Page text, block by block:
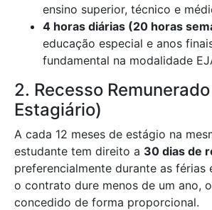
ensino superior, técnico e
4 horas diárias (20 horas
educação especial e anos
fundamental na modalidade
2. Recesso
Estagiário)
A cada 12 meses de estágio na
estudante tem direito a 30 dias de
preferencialmente durante as férias
o contrato dure menos de um ano,
concedido de forma proporcional.